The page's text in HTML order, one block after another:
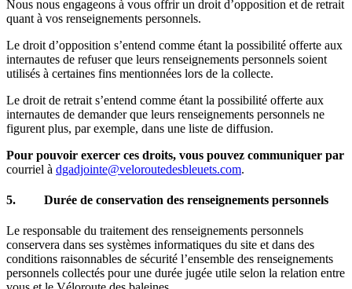
Nous nous engageons à vous offrir un droit d’opposition et de retrait
quant à vos renseignements personnels.
Le droit d’opposition s’entend comme étant la possibilité offerte aux
internautes de refuser que leurs renseignements personnels soient
utilisés à certaines fins mentionnées lors de la collecte.
Le droit de retrait s’entend comme étant la possibilité offerte aux
internautes de demander que leurs renseignements personnels ne
figurent plus, par exemple, dans une liste de diffusion.
Pour pouvoir exercer ces droits, vous pouvez communiquer par
courriel à dgadjointe@veloroutedesbleuets.com.
5. Durée de conservation des renseignements personnels
Le responsable du traitement des renseignements personnels
conservera dans ses systèmes informatiques du site et dans des
conditions raisonnables de sécurité l’ensemble des renseignements
personnels collectés pour une durée jugée utile selon la relation entre